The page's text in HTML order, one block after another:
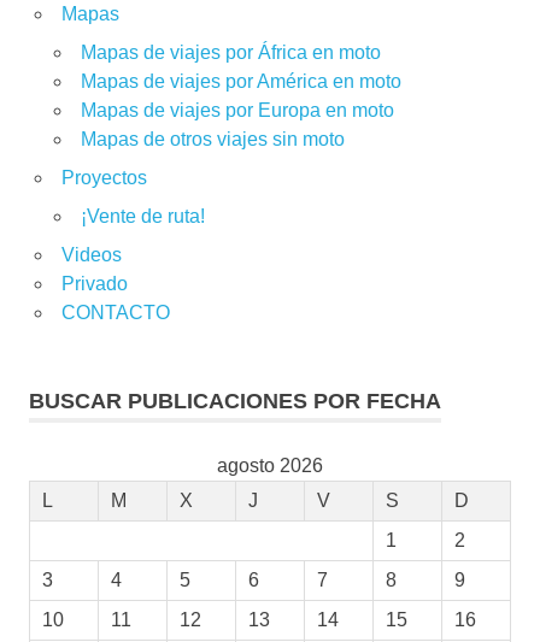
Mapas
Mapas de viajes por África en moto
Mapas de viajes por América en moto
Mapas de viajes por Europa en moto
Mapas de otros viajes sin moto
Proyectos
¡Vente de ruta!
Videos
Privado
CONTACTO
BUSCAR PUBLICACIONES POR FECHA
agosto 2026
L
M X J V S
D
1
2
3
4 5 6 7 8
9
10
11 12 13 14 15
16